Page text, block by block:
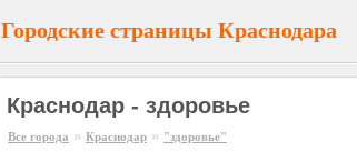
Городские страницы Краснодара
Краснодар - здоровье
Все города » Краснодар » "здоровье"